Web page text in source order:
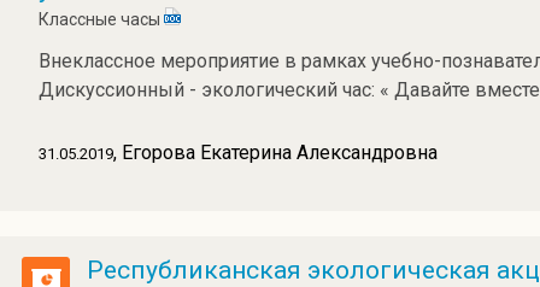
Классные часы
Внеклассное мероприятие в рамках учебно-
Дискуссионный - экологический час: « Давайте
31.05.2019, Егорова Екатерина Александровна
Республиканская экологическая